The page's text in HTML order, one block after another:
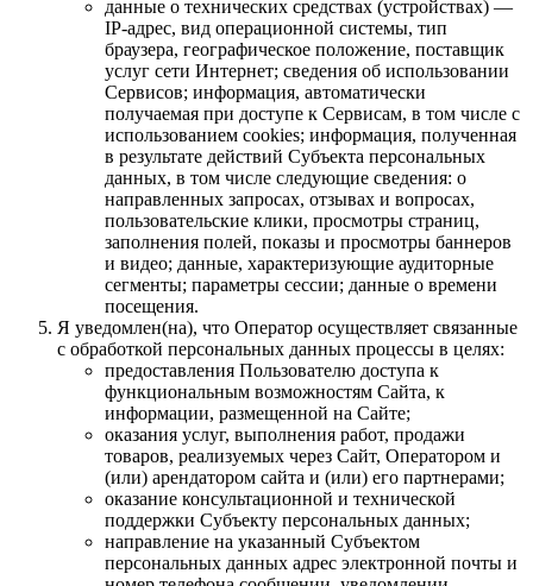
данные о технических средствах (устройствах) —
IP-адрес, вид операционной системы, тип
браузера, географическое положение, поставщик
услуг сети Интернет; сведения об использовании
Сервисов; информация, автоматически
получаемая при доступе к Сервисам, в том числе с
использованием cookies; информация, полученная
в результате действий Субъекта персональных
данных, в том числе следующие сведения: о
направленных запросах, отзывах и вопросах,
пользовательские клики, просмотры страниц,
заполнения полей, показы и просмотры баннеров
и видео; данные, характеризующие аудиторные
сегменты; параметры сессии; данные о времени
посещения.
Я уведомлен(на), что Оператор осуществляет связанные
с обработкой персональных данных процессы в целях:
предоставления Пользователю доступа к
функциональным возможностям Сайта, к
информации, размещенной на Сайте;
оказания услуг, выполнения работ, продажи
товаров, реализуемых через Сайт, Оператором и
(или) арендатором сайта и (или) его партнерами;
оказание консультационной и технической
поддержки Субъекту персональных данных;
направление на указанный Субъектом
персональных данных адрес электронной почты и